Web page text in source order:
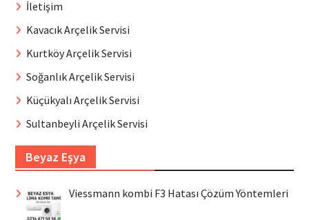
İletişim
Kavacık Arçelik Servisi
Kurtköy Arçelik Servisi
Soğanlık Arçelik Servisi
Küçükyalı Arçelik Servisi
Sultanbeyli Arçelik Servisi
Beyaz Eşya
Viessmann kombi F3 Hatası Çözüm Yöntemleri